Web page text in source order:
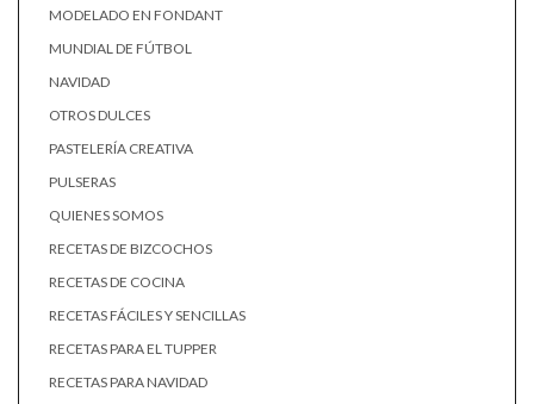
MODELADO EN FONDANT
MUNDIAL DE FÚTBOL
NAVIDAD
OTROS DULCES
PASTELERÍA CREATIVA
PULSERAS
QUIENES SOMOS
RECETAS DE BIZCOCHOS
RECETAS DE COCINA
RECETAS FÁCILES Y SENCILLAS
RECETAS PARA EL TUPPER
RECETAS PARA NAVIDAD